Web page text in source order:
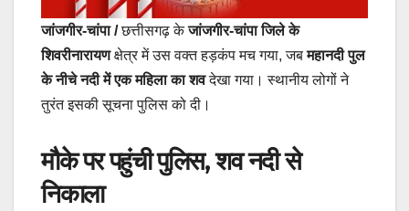
जांजगीर-चांपा /छत्तीसगढ़ केजांजगीर-चांपा जिले के
शिवरीनारायणक्षेत्र में उस वक्त हड़कंप मच गया, जबमहानदी पुल
के नीचे नदी में एक महिला का शवदेखा गया। स्थानीय लोगों ने
तुरंत इसकी सूचना पुलिस को दी।
मौके पर पहुंची पुलिस, शव नदी से
निकाला